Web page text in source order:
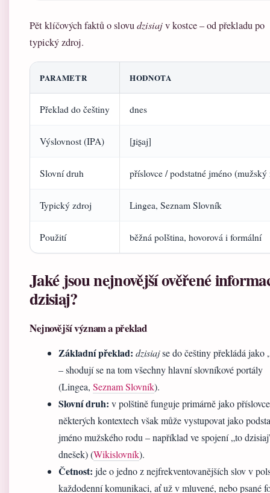
Pět klíčových faktů o slovudzisiajv kostce – od překladu po
typický zdroj.
PARAMETR HODNOTA
Překlad do češtiny dnes
Výslovnost (IPA) [ɟiʂaj]
Slovní druh příslovce / podstatné jméno (mužský
Typický zdroj Lingea, Seznam Slovník
Použití běžná polština, hovorová i formální
Jaké jsou nejnovější ověřené
dzisiaj?
Nejnovější význam a překlad
Základní překlad: dzisiajse do češtiny překládá jako
– shodují se na tom všechny hlavní slovníkové portály
(Lingea, Seznam Slovník).
Slovní druh: v polštině funguje primárně jako
některých kontextech však může vystupovat jako
jméno mužského rodu – například ve spojení „to
dnešek) (Wikislovník).
Četnost: jde o jedno z nejfrekventovanějších slov v
každodenní komunikaci, ať už v mluvené, nebo psané